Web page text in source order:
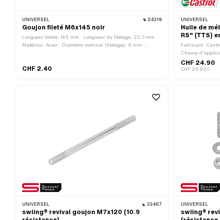
UNIVERSEL 24319
Goujon fileté M6x145 noir
Longueur totale: 145 mm · Longueur du filetage: 25.3 mm ·
Matériau: Acier · Diamètre nominal (filetage): 6 mm ·
CHF 2.40
UNIVERSEL
Huile de
RS" (TTS)
Fabricant:
Champ
CHF 24.90
CHF 24.90/l
UNIVERSEL 33467
swiing® revival goujon M7x120 (10.9
UNIVERSEL
swiing®